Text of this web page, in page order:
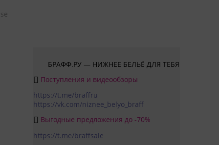
БРАФФ.РУ — НИЖНЕЕ БЕЛЬЁ ДЛЯ ТЕБЯ
 Поступления и видеообзоры
https://t.me/braffru
https://vk.com/niznee_belyo_braff
 Выгодные предложения до -70%
https://t.me/braffsale